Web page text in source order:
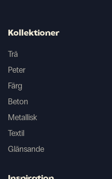
Kollektioner
Trä
Peter
Färg
Beton
Metallisk
Textil
Glänsande